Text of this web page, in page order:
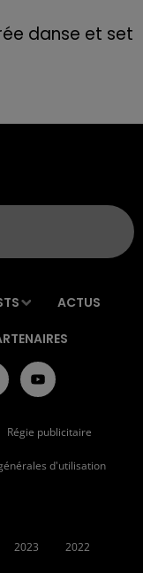
danse et set
ACTUS
Régie publicitaire
d'utilisation
2023 2022